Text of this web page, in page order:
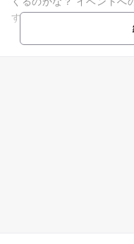
す。 ぜひご家族で遊びに